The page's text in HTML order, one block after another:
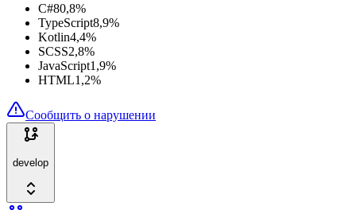
C#80,8%
TypeScript8,9%
Kotlin4,4%
SCSS2,8%
JavaScript1,9%
HTML1,2%
Сообщить о нарушении
develop